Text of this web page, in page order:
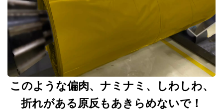
このような偏肉、ナミナミ、しわしわ、
折れがある原反もあきらめないで！